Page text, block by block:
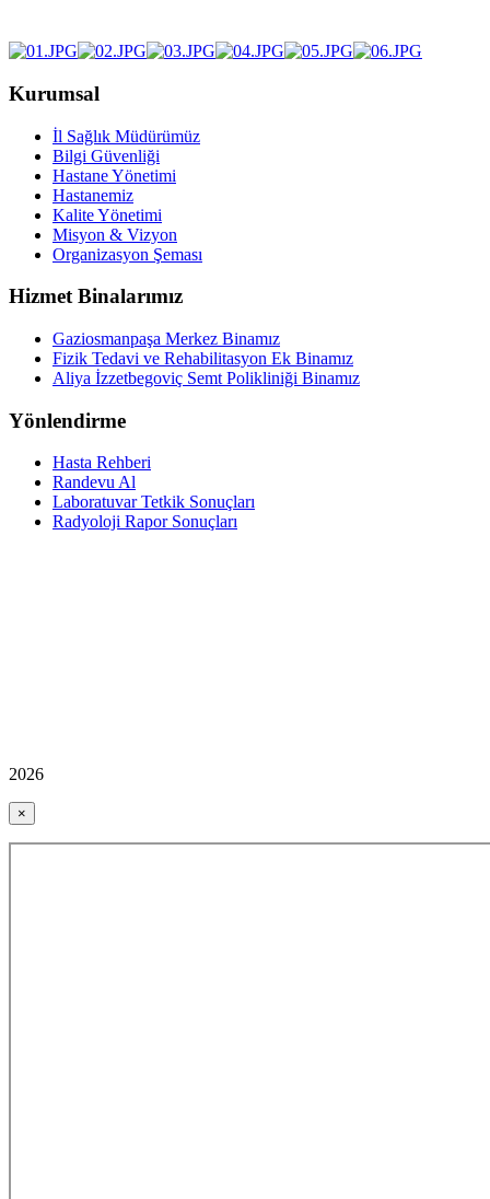
Kurumsal
İl Sağlık Müdürümüz
Bilgi Güvenliği
Hastane Yönetimi
Hastanemiz
Kalite Yönetimi
Misyon & Vizyon
Organizasyon Şeması
Hizmet Binalarımız
Gaziosmanpaşa Merkez Binamız
Fizik Tedavi ve Rehabilitasyon Ek Binamız
Aliya İzzetbegoviç Semt Polikliniği Binamız
Yönlendirme
Hasta Rehberi
Randevu Al
Laboratuvar Tetkik Sonuçları
Radyoloji Rapor Sonuçları
2026
×